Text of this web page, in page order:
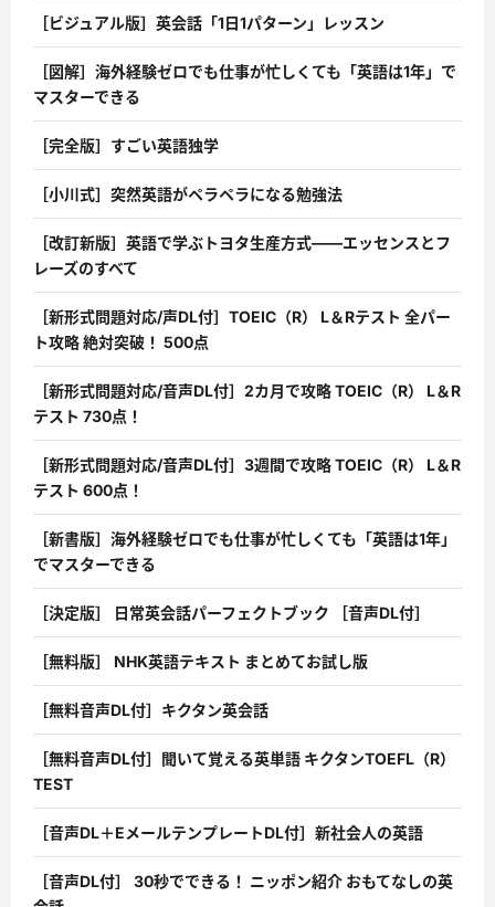
［ビジュアル版］英会話「1日1パターン」レッスン
［図解］海外経験ゼロでも仕事が忙しくても「英語は1年」で
マスターできる
［完全版］すごい英語独学
［小川式］突然英語がペラペラになる勉強法
［改訂新版］英語で学ぶトヨタ生産方式――エッセンスとフ
レーズのすべて
［新形式問題対応/声DL付］TOEIC（R） L＆Rテスト 全パー
ト攻略 絶対突破！ 500点
［新形式問題対応/音声DL付］2カ月で攻略 TOEIC（R） L＆R
テスト 730点！
［新形式問題対応/音声DL付］3週間で攻略 TOEIC（R） L＆R
テスト 600点！
［新書版］海外経験ゼロでも仕事が忙しくても「英語は1年」
でマスターできる
［決定版］ 日常英会話パーフェクトブック ［音声DL付］
［無料版］ NHK英語テキスト まとめてお試し版
［無料音声DL付］キクタン英会話
［無料音声DL付］聞いて覚える英単語 キクタンTOEFL（R）
TEST
［音声DL＋EメールテンプレートDL付］新社会人の英語
［音声DL付］ 30秒でできる！ ニッポン紹介 おもてなしの英